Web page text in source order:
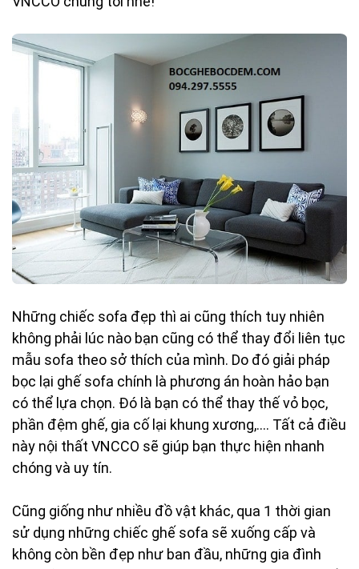
Những chiếc sofa đẹp thì ai cũng thích tuy nhiên
không phải lúc nào bạn cũng có thể thay đổi liên tục
mẫu sofa theo sở thích của mình. Do đó giải pháp
bọc lại ghế sofa chính là phương án hoàn hảo bạn
có thể lựa chọn. Đó là bạn có thể thay thế vỏ bọc,
phần đệm ghế, gia cố lại khung xương,…. Tất cả điều
này nội thất VNCCO sẽ giúp bạn thực hiện nhanh
chóng và uy tín.
Cũng giống như nhiều đồ vật khác, qua 1 thời gian
sử dụng những chiếc ghế sofa sẽ xuống cấp và
không còn bền đẹp như ban đầu, những gia đình